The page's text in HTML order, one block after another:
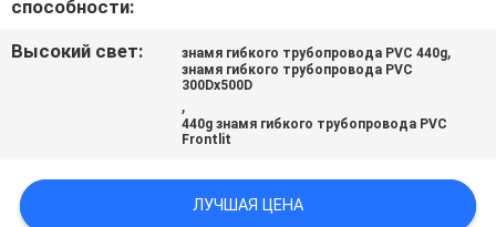
КАРТА
POLICY
способности:
Высокий свет: знамя гибкого трубопровода PVC 440g,
знамя гибкого трубопровода PVC
300Dx500D
,
440g знамя гибкого трубопровода PVC
Frontlit
ЛУЧШАЯ ЦЕНА